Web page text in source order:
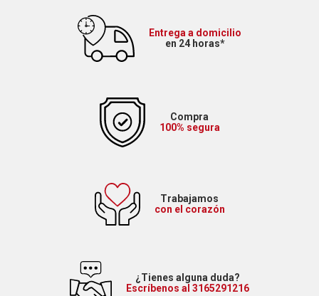
Entrega a domicilio
en 24 horas*
Compra
100% segura
Trabajamos
con el corazón
¿Tienes alguna duda?
Escríbenos al 3165291216